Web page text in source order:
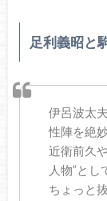
足利義昭と
伊呂波太
性陣を絶
近衛前久
人物”とし
ちょっと